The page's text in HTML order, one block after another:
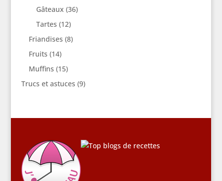
Gâteaux (36)
Tartes (12)
Friandises (8)
Fruits (14)
Muffins (15)
Trucs et astuces (9)